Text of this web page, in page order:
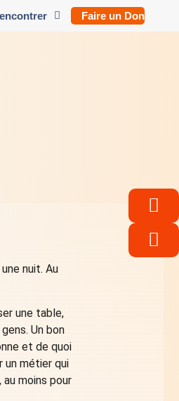
Faire un Don
nuit. Au
une table,
Un bon
et de quoi
un métier qui
moins pour